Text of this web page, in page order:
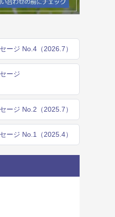
ージ No.4（2026.7）
ージ
ージ No.2（2025.7）
ージ No.1（2025.4）